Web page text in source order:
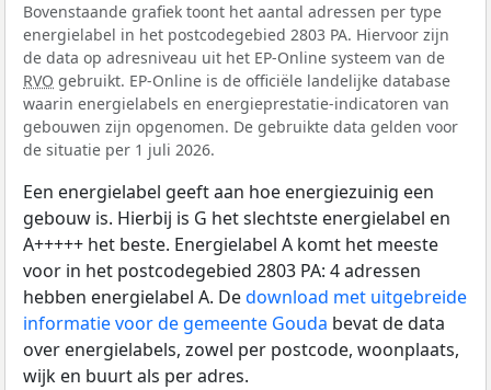
Bovenstaande grafiek toont het aantal adressen per type
energielabel in het postcodegebied 2803 PA. Hiervoor zijn
de data op adresniveau uit het EP-Online systeem van de
RVO gebruikt. EP-Online is de officiële landelijke database
waarin energielabels en energieprestatie-indicatoren van
gebouwen zijn opgenomen. De gebruikte data gelden voor
de situatie per 1 juli 2026.
Een energielabel geeft aan hoe energiezuinig een
gebouw is. Hierbij is G het slechtste energielabel en
A+++++ het beste. Energielabel A komt het meeste
voor in het postcodegebied 2803 PA: 4 adressen
hebben energielabel A. Dedownload met uitgebreide
informatie voor de gemeente Gouda bevat de data
over energielabels, zowel per postcode, woonplaats,
wijk en buurt als per adres.